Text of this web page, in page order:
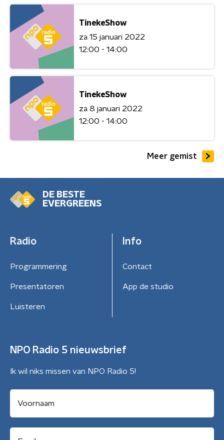
TinekeShow
za 15 januari 2022
12:00 - 14:00
TinekeShow
za 8 januari 2022
12:00 - 14:00
Meer gemist
DE BESTE
EVERGREENS
Radio
Programmering
Presentatoren
Luisteren
Info
Contact
App de studio
NPO Radio 5 nieuwsbrief
Ik wil niks missen van NPO Radio 5!